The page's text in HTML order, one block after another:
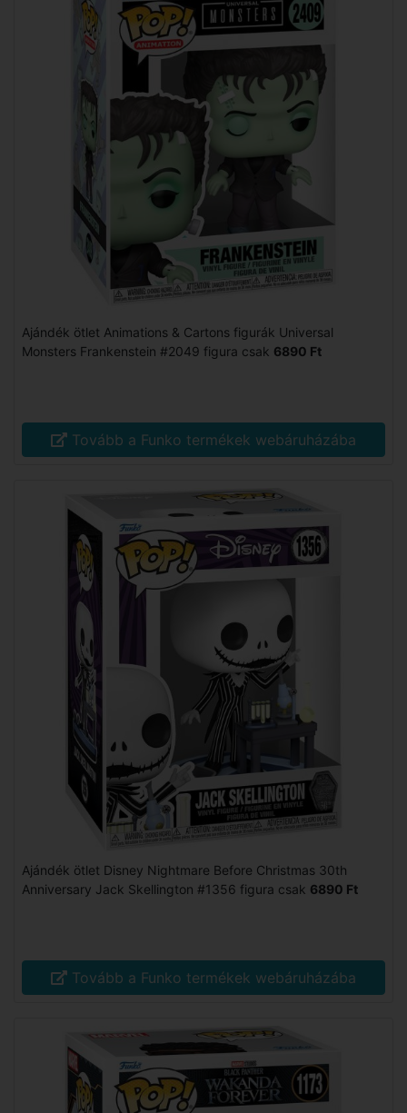
Ajándék ötlet Animations & Cartons figurák Universal
Monsters Frankenstein #2049 figura csak 6890 Ft
Tovább a Funko termékek webáruházába
Ajándék ötlet Disney Nightmare Before Christmas 30th
Anniversary Jack Skellington #1356 figura csak 6890 Ft
Tovább a Funko termékek webáruházába